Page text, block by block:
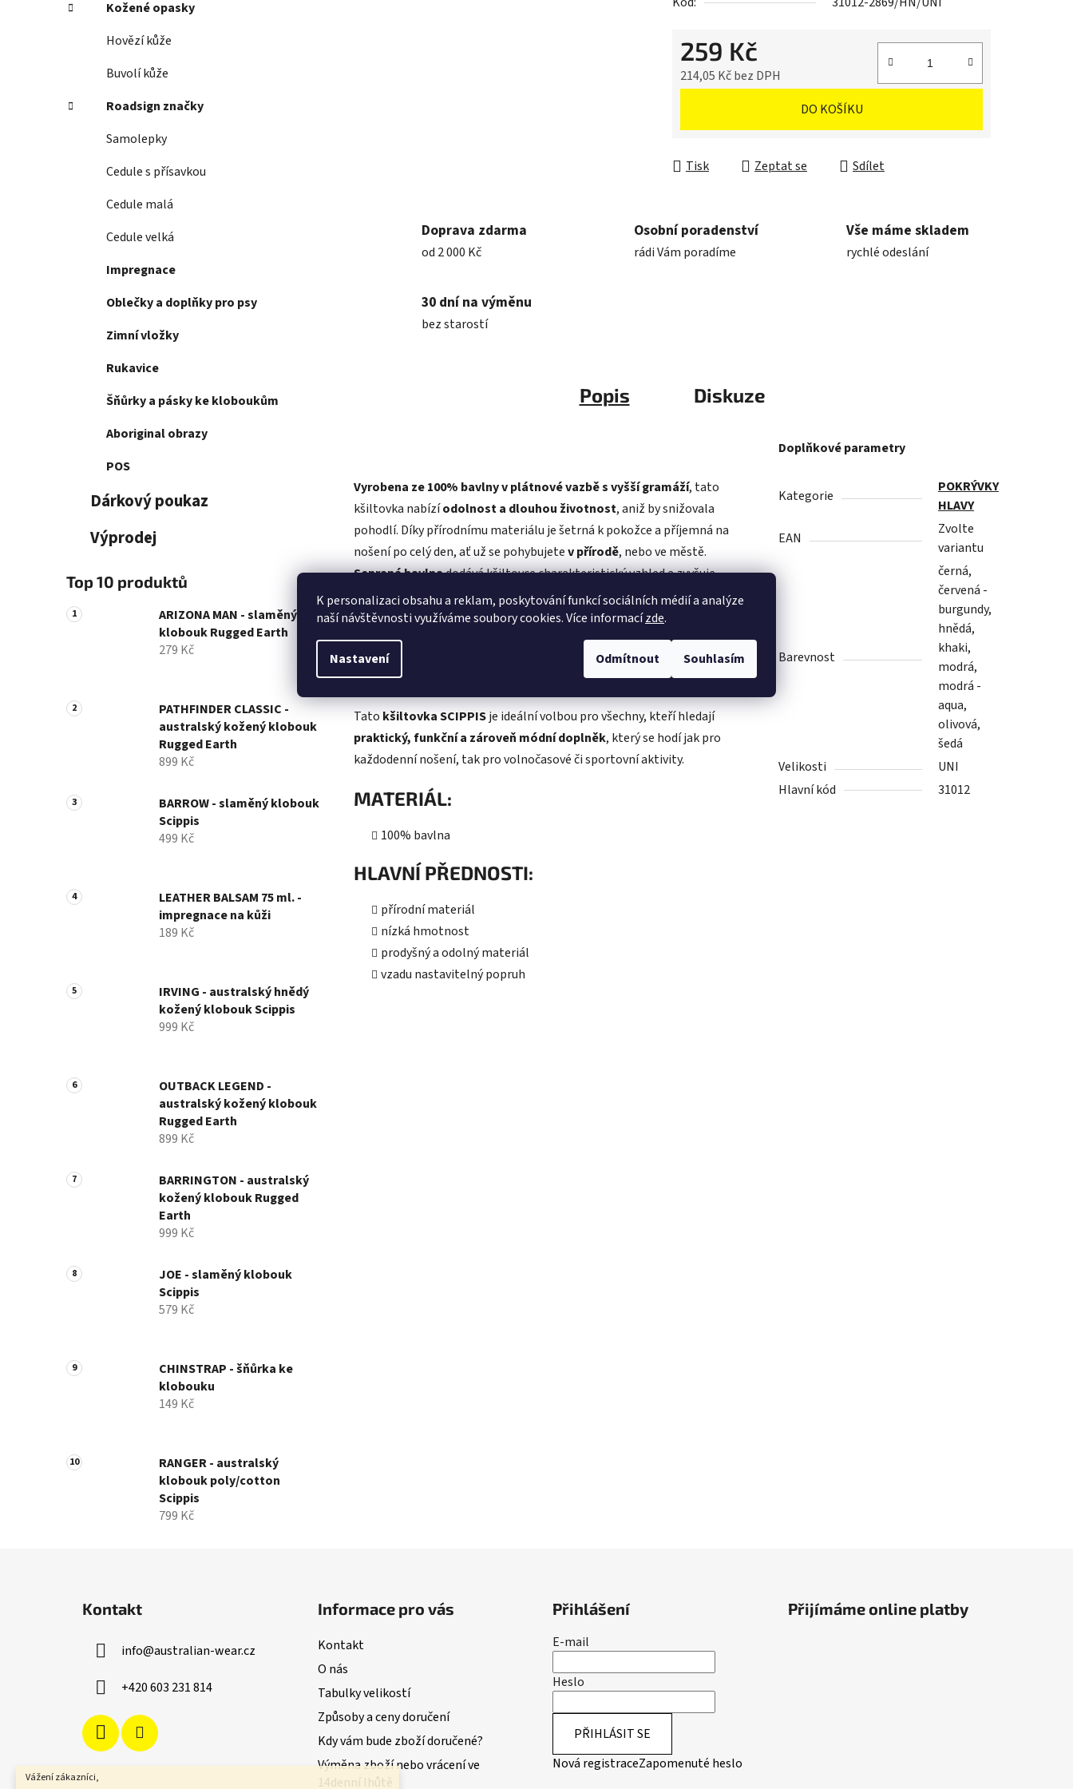
K personalizaci obsahu a reklam, poskytování funkcí sociálních médií a analýze
naší návštěvnosti využíváme soubory cookies. Více informacízde.
Nastavení Odmítnout Souhlasím
Vážení zákazníci,
Kožené opasky
Hovězí kůže
Buvolí kůže
Roadsign značky
Samolepky
Cedule s přísavkou
Cedule malá
Cedule velká
Impregnace
Oblečky a doplňky pro psy
Zimní vložky
Rukavice
Šňůrky a pásky ke kloboukům
Aboriginal obrazy
POS
Dárkový poukaz
Výprodej
Top 10 produktů
ARIZONA MAN - slaměný
klobouk Rugged Earth
279 Kč
PATHFINDER CLASSIC -
australský kožený klobouk
Rugged Earth
899 Kč
BARROW - slaměný klobouk
Scippis
499 Kč
LEATHER BALSAM 75 ml. -
impregnace na kůži
189 Kč
IRVING - australský hnědý
kožený klobouk Scippis
999 Kč
OUTBACK LEGEND -
australský kožený klobouk
Rugged Earth
899 Kč
BARRINGTON - australský
kožený klobouk Rugged
Earth
999 Kč
JOE - slaměný klobouk
Scippis
579 Kč
CHINSTRAP - šňůrka ke
klobouku
149 Kč
RANGER - australský
klobouk poly/cotton
Scippis
799 Kč
259 Kč
214,05 Kč bez DPH
DO KOŠÍKU
Tisk Zeptat se Sdílet
Doprava zdarma
od 2 000 Kč
Osobní poradenství
rádi Vám poradíme
Vše máme skladem
rychlé odeslání
30 dní na výměnu
bez starostí
Popis Diskuze
Vyrobena ze 100% bavlny v plátnové vazbě s vyšší gramáží, tato
kšiltovka nabízíodolnost a dlouhou životnost, aniž by snižovala
pohodlí. Díky přírodnímu materiálu je šetrná k pokožce a příjemná na
nošení po celý den, ať už se pohybujetev přírodě, nebo ve městě.
Sepraná bavlnadodává kšiltovce charakteristický vzhled a zvyšuje
odolnost proti opotřebení.
nastavitelný popruh vzadu
umožňuje přesné přizpůsobení velikosti,
takže kšiltovka sedí pohodlně na každé hlavě.
Tato kšiltovka SCIPPISje ideální volbou pro všechny, kteří hledají
praktický, funkční a zároveň módní doplněk, který se hodí jak pro
každodenní nošení, tak pro volnočasové či sportovní aktivity.
MATERIÁL:
100% bavlna
HLAVNÍ PŘEDNOSTI:
přírodní materiál
nízká hmotnost
prodyšný a odolný materiál
vzadu nastavitelný popruh
Doplňkové parametry
Kategorie
POKRÝVKY
HLAVY
EAN
Zvolte
variantu
Barevnost
černá,
červená -
burgundy,
hnědá,
khaki,
modrá,
modrá -
aqua,
olivová,
šedá
Velikosti
UNI
Hlavní kód
31012
Kontakt
info@australian-wear.cz
+420 603 231 814
Informace pro vás
Kontakt
O nás
Tabulky velikostí
Způsoby a ceny doručení
Kdy vám bude zboží doručené?
Výměna zboží nebo vrácení ve
14denní lhůtě
Přihlášení
E-mail
Heslo
PŘIHLÁSIT SE
Nová registraceZapomenuté heslo
Přijímáme online platby